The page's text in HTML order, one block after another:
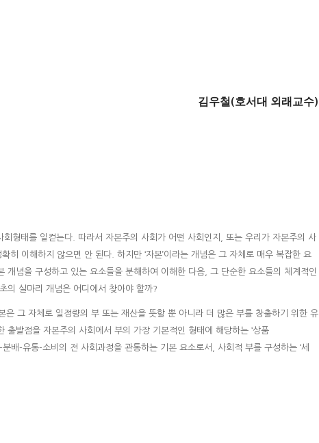
김우철(호서대 외래교수)
회형태를 일컫는다. 따라서 자본주의 사회가 어떤 사회인지, 또는 우리가 자본주의 사
히 이해하지 않으면 안 된다. 하지만 ‘자본’이라는 개념은 그 자체로 매우 복잡한 요
념을 구성하고 있는 요소들을 분해하여 이해한 다음, 그 단순한 요소들의 체계적인
의 실마리 개념은 어디에서 찾아야 할까?
은 그 자체로 일정량의 부 또는 재산을 뜻할 뿐 아니라 더 많은 부를 창출하기 위한 유
발점을 자본주의 사회에서 부의 가장 기본적인 형태에 해당하는 ‘상품
-유통-소비의 전 사회과정을 관통하는 기본 요소로서, 사회적 부를 구성하는 ‘세